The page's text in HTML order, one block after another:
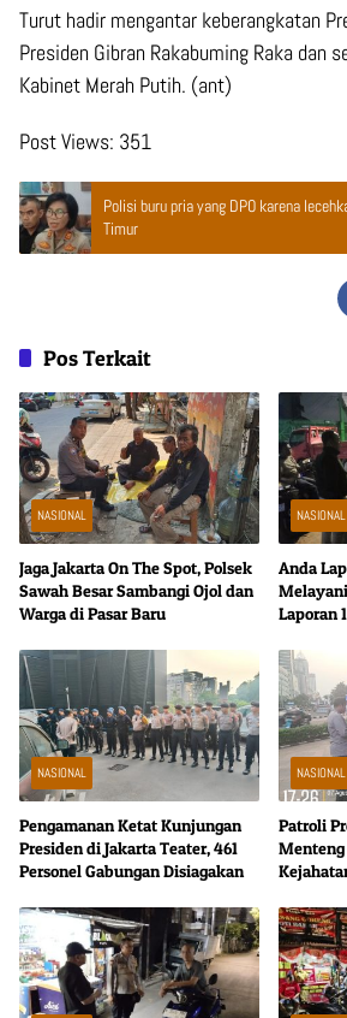
Turut hadir mengantar keberangkatan
Presiden Gibran Rakabuming Raka dan
Kabinet Merah Putih. (ant)
Post Views: 351
Polisi buru pria yang DPO karena
Timur
Pos Terkait
NASIONAL
Jaga Jakarta On The Spot, Polsek
Sawah Besar Sambangi Ojol dan
Warga di Pasar Baru
NASIONAL
Anda
Laporan
NASIONAL
Pengamanan Ketat Kunjungan
Presiden di Jakarta Teater, 461
Personel Gabungan Disiagakan
NASIONAL
Patroli
Menteng